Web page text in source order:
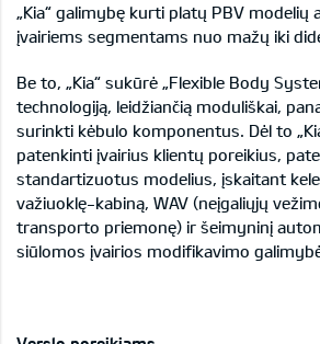
„Kia“ galimybę kurti platų PBV
įvairiems segmentams nuo mažų iki
Be to, „Kia“ sukūrė „Flexible Body
technologiją, leidžiančią moduliškai,
surinkti kėbulo komponentus. Dėl to
patenkinti įvairius klientų poreikius,
standartizuotus modelius, įskaitant
važiuoklę-kabiną, WAV (neįgaliųjų
transporto priemonę) ir šeimyninį
siūlomos įvairios modifikavimo